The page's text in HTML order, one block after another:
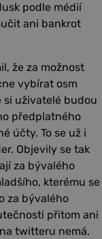
podle médií
ani bankrot
že za možnost
vybírat osm
si uživatelé budou
předplatného
účty. To se už i
Objevily se tak
za bývalého
kterému se
za bývalého
přitom ani
twitteru nemá.